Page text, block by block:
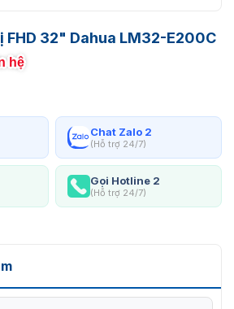
FHD 32" Dahua LM32-E200C
hệ
Chat Zalo 2
(Hỗ trợ 24/7)
Gọi Hotline 2
(Hỗ trợ 24/7)